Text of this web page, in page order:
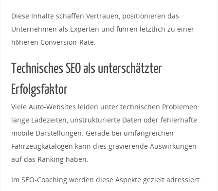
Diese Inhalte schaffen Vertrauen, positionieren das
Unternehmen als Experten und führen letztlich zu einer
höheren Conversion-Rate.
Technisches SEO als unterschätzter
Erfolgsfaktor
Viele Auto-Websites leiden unter technischen Problemen:
lange Ladezeiten, unstrukturierte Daten oder fehlerhafte
mobile Darstellungen. Gerade bei umfangreichen
Fahrzeugkatalogen kann dies gravierende Auswirkungen
auf das Ranking haben.
Im SEO-Coaching werden diese Aspekte gezielt adressiert: